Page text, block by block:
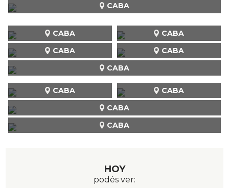
CABA
CABA CABA
CABA
CABA CABA
CABA
CABA CABA
CABA
HOY
podés ver: